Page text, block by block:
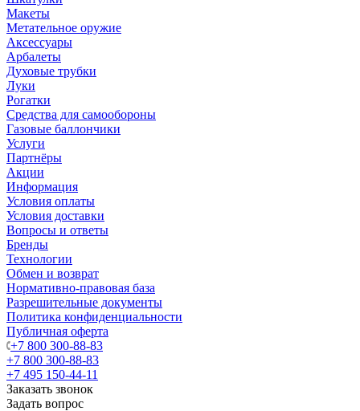
Макеты
Метательное оружие
Аксессуары
Арбалеты
Духовые трубки
Луки
Рогатки
Средства для самообороны
Газовые баллончики
Услуги
Партнёры
Акции
Информация
Условия оплаты
Условия доставки
Вопросы и ответы
Бренды
Технологии
Обмен и возврат
Нормативно-правовая база
Разрешительные документы
Политика конфиденциальности
Публичная оферта
+7 800 300-88-83
+7 800 300-88-83
+7 495 150-44-11
Заказать звонок
Задать вопрос